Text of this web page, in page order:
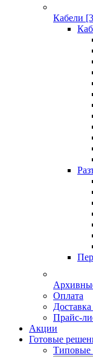
Кабели
Оплата
Прайс-
Акции
Готовые
Типовые